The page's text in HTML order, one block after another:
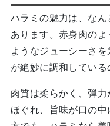
ハラミの魅力は、な
あります。赤身肉の
ようなジューシーさ
が絶妙に調和している
肉質は柔らかく、弾
ほぐれ、旨味が口の